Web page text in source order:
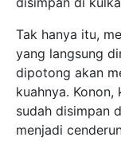
Tak hanya itu,
yang langsung
dipotong akan
kuahnya.
sudah disimpan
menjadi